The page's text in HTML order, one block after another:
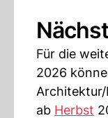
Für die
2026
ab Herbst